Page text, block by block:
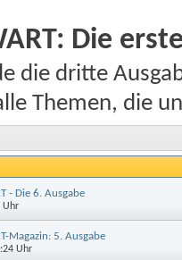
Die
die dritte
Themen, die
- Die 6. Ausgabe
Uhr
Magazin: 5. Ausgabe
Uhr